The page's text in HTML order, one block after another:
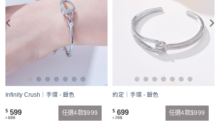
Infinity Crush｜手環 - 銀色
$ 599
$ 699
任選4款$999
約定｜手環 - 銀色
$ 699
$ 799
任選4款$999